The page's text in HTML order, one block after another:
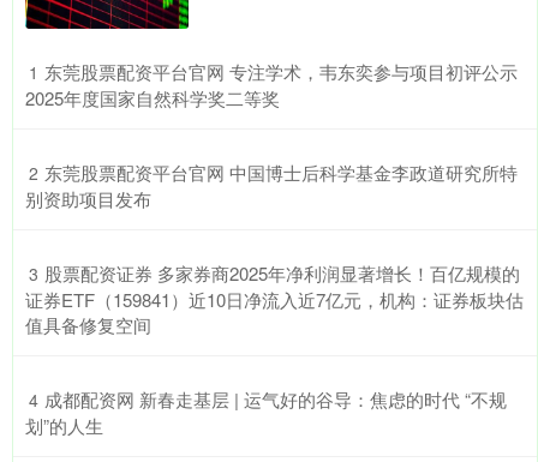
1 ​东莞股票配资平台官网 专注学术，韦东奕参与项目初评公示
2025年度国家自然科学奖二等奖
2 ​东莞股票配资平台官网 中国博士后科学基金李政道研究所特
别资助项目发布
3 ​股票配资证券 多家券商2025年净利润显著增长！百亿规模的
证券ETF（159841）近10日净流入近7亿元，机构：证券板块估
值具备修复空间
4 ​成都配资网 新春走基层 | 运气好的谷导：焦虑的时代 “不规
划”的人生